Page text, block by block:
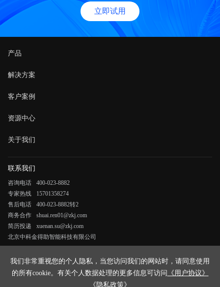
立即试用
产品
解决方案
客户案例
资源中心
关于我们
联系我们
咨询电话
400-023-8882
专家热线
15701358274
售后电话
400-023-8882转2
商务合作
shuai.ren01@zkj.com
简历投递
xuenan.su@zkj.com
北京中科金得助智能科技有限公司
《法律申明与隐私政策》
《用户协议》
我们非常重视您的个人隐私，当您访问我们的网站时，请同意使用
的所有cookie。有关个人数据处理的更多信息可访问 《用户协议》
《隐私政策》